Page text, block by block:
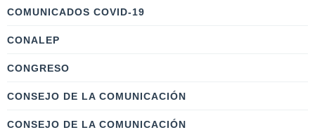
COMUNICADOS COVID-19
CONALEP
CONGRESO
CONSEJO DE LA COMUNICACIÓN
CONSEJO DE LA COMUNICACIÓN